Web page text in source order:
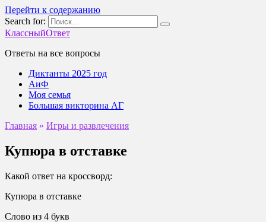
Перейти к содержанию
Search for:
КлассныйОтвет
Ответы на все вопросы
Диктанты 2025 год
АиФ
Моя семья
Большая викторина АГ
Главная » Игры и развлечения
Купюра в отставке
Какой ответ на кроссворд:
Купюра в отставке
Слово из 4 букв